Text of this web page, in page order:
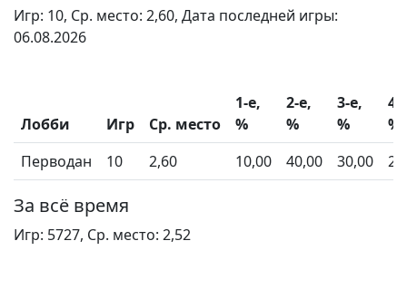
Игр: 10, Ср. место: 2,60, Дата последней игры:
06.08.2026
Лобби Игр Ср. место
1-e,
%
2-е,
%
3-е,
%
4-
%
Перводан
10 2,60 10,00 40,00 30,00
За всё время
Игр: 5727, Ср. место: 2,52